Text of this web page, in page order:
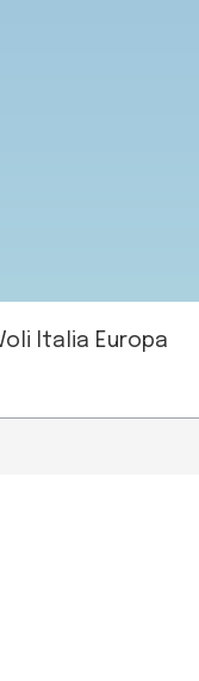
Italia Europa